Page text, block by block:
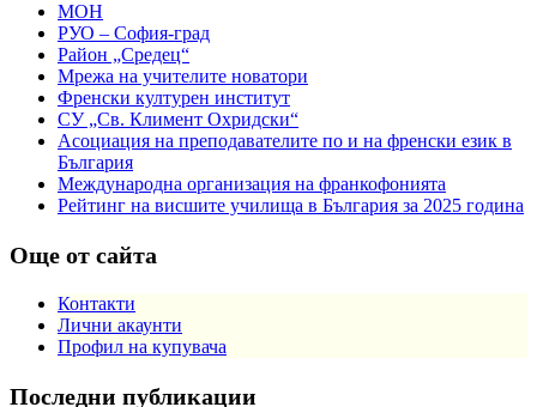
МОН
РУО – София-град
Район „Средец“
Мрежа на учителите новатори
Френски културен институт
СУ „Св. Климент Охридски“
Асоциация на преподавателите по и на френски език в
България
Международна организация на франкофонията
Рейтинг на висшите училища в България за 2025 година
Още от сайта
Контакти
Лични акаунти
Профил на купувача
Последни публикации